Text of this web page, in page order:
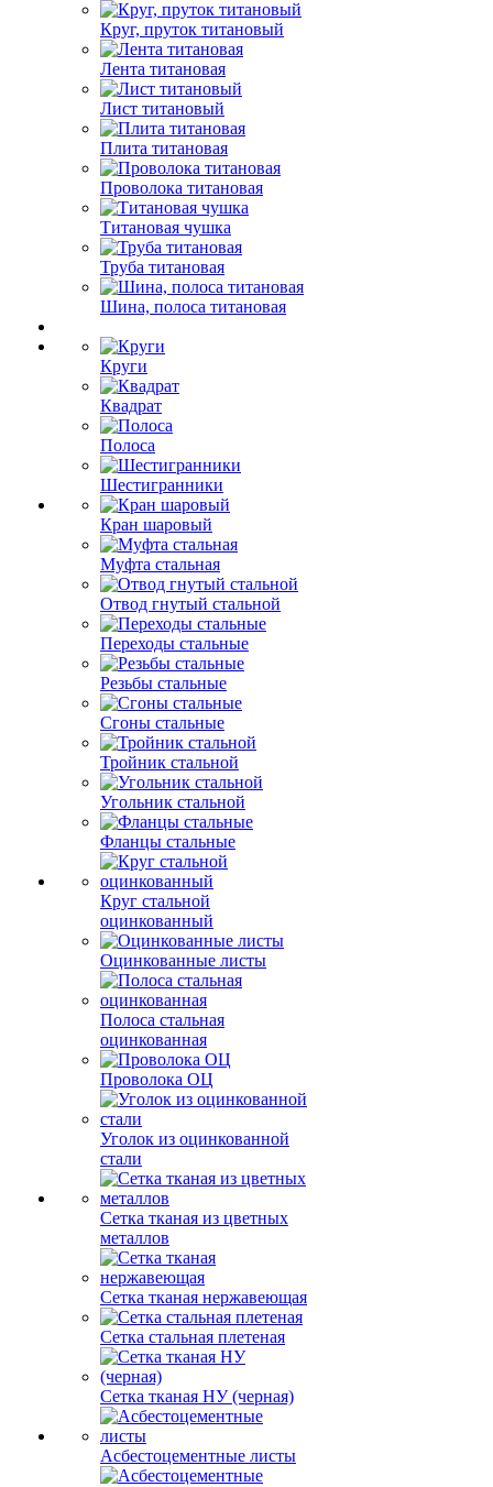
Круг, пруток титановый
Лента титановая
Лист титановый
Плита титановая
Проволока титановая
Титановая чушка
Труба титановая
Шина, полоса титановая
Круги
Квадрат
Полоса
Шестигранники
Кран шаровый
Муфта стальная
Отвод гнутый стальной
Переходы стальные
Резьбы стальные
Сгоны стальные
Тройник стальной
Угольник стальной
Фланцы стальные
Круг стальной
оцинкованный
Оцинкованные листы
Полоса стальная
оцинкованная
Проволока ОЦ
Уголок из оцинкованной
стали
Сетка тканая из цветных
металлов
Сетка тканая нержавеющая
Сетка стальная плетеная
Сетка тканая НУ (черная)
Асбестоцементные листы